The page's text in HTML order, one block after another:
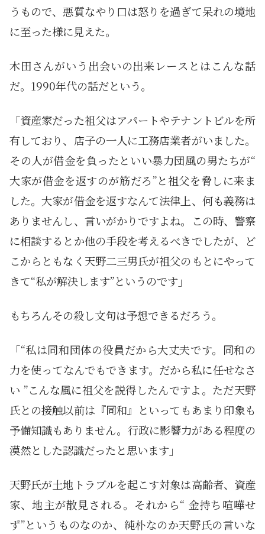
うもので、悪質なやり口は怒りを過ぎて呆れの境地
に至った様に見えた。
木田さんがいう出会いの出来レースとはこんな話
だ。1990年代の話だという。
「資産家だった祖父はアパートやテナントビルを所
有しており、店子の一人に工務店業者がいました。
その人が借金を負ったといい暴力団風の男たちが“
大家が借金を返すのが筋だろ”と祖父を脅しに来ま
した。大家が借金を返すなんて法律上、何も義務は
ありませんし、言いがかりですよね。この時、警察
に相談するとか他の手段を考えるべきでしたが、ど
こからともなく天野二三男氏が祖父のもとにやって
きて“私が解決します”というのです」
もちろんその殺し文句は予想できるだろう。
「“私は同和団体の役員だから大丈夫です。同和の
力を使ってなんでもできます。だから私に任せなさ
い ”こんな風に祖父を説得したんですよ。ただ天野
氏との接触以前は『同和』といってもあまり印象も
予備知識もありません。行政に影響力がある程度の
漠然とした認識だったと思います」
天野氏が土地トラブルを起こす対象は高齢者、資産
家、地主が散見される。それから“ 金持ち喧嘩せ
ず”というものなのか、純朴なのか天野氏の言いな